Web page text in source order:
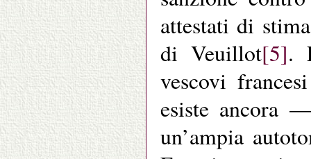
attestati di
di Veuillot[5].
vescovi
esiste ancora
un’ampia